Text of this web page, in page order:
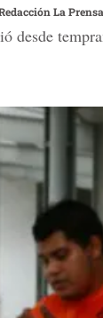
La Prensa
desde